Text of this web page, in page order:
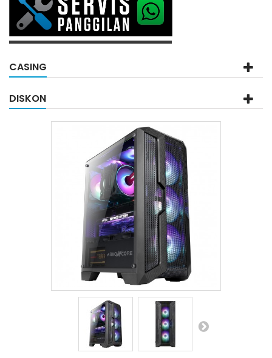
CASING
DISKON